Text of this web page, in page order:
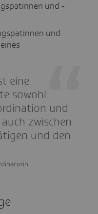
und -
und
eine
sowohl
und
zwischen
und den